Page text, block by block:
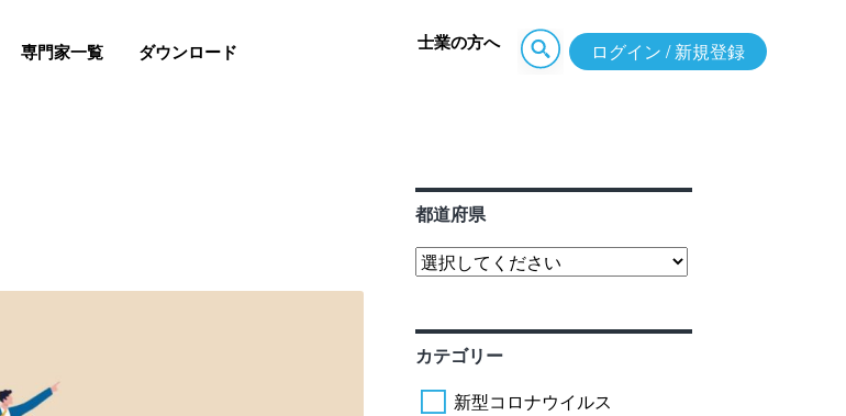
専門家一覧 ダウンロード 士業の方へ ログイン / 新規登録
都道府県
カテゴリー
新型コロナウイルス